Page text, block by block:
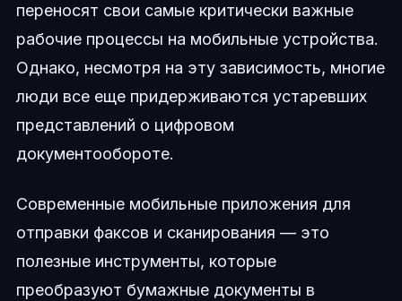
переносят свои самые критически важные
рабочие процессы на мобильные устройства.
Однако, несмотря на эту зависимость, многие
люди все еще придерживаются устаревших
представлений о цифровом
документообороте.
Современные мобильные приложения для
отправки факсов и сканирования — это
полезные инструменты, которые
преобразуют бумажные документы в